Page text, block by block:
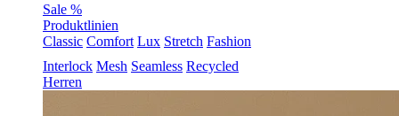
Sale %
Produktlinien
Classic Comfort Lux Stretch Fashion
Interlock Mesh Seamless Recycled
Herren